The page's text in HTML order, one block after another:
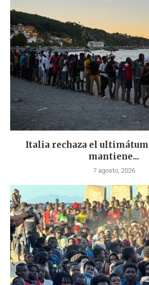
Italia rechaza el ultimátum
mantiene...
7 agosto, 2026